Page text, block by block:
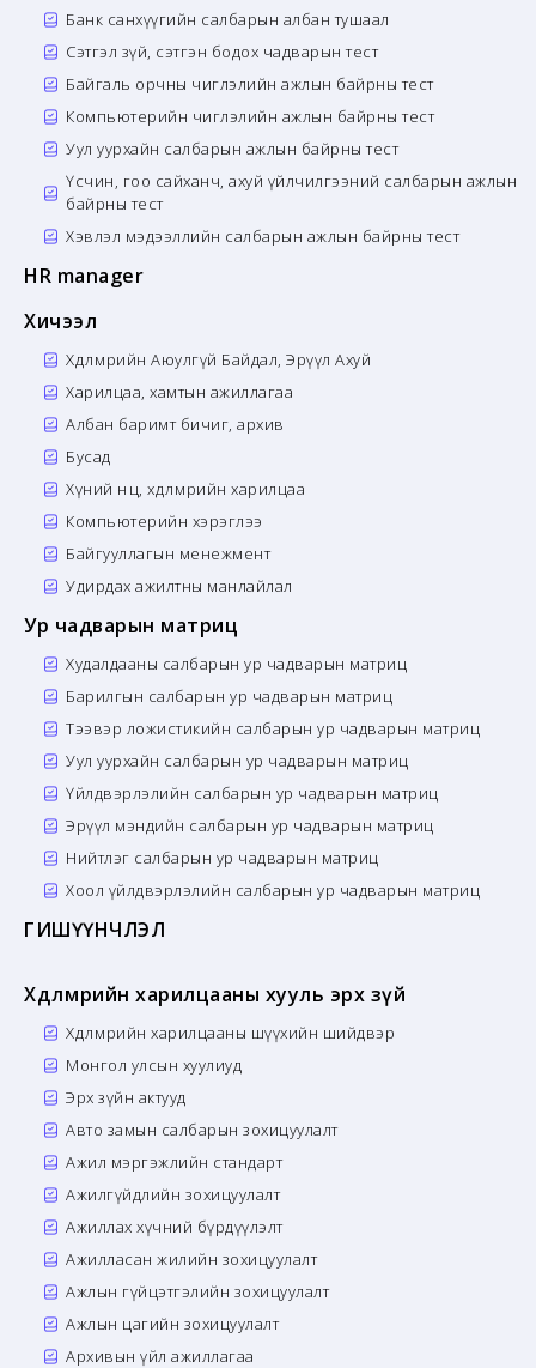
Банк санхүүгийн салбарын албан тушаал
Сэтгэл зүй, сэтгэн бодох чадварын тест
Байгаль орчны чиглэлийн ажлын байрны тест
Компьютерийн чиглэлийн ажлын байрны тест
Уул уурхайн салбарын ажлын байрны тест
Үсчин, гоо сайханч, ахуй үйлчилгээний салбарын ажлын
байрны тест
Хэвлэл мэдээллийн салбарын ажлын байрны тест
HR manager
Хичээл
Хөдөлмөрийн Аюулгүй Байдал, Эрүүл Ахуй
Харилцаа, хамтын ажиллагаа
Албан баримт бичиг, архив
Бусад
Хүний нөөц, хөдөлмөрийн харилцаа
Компьютерийн хэрэглээ
Байгууллагын менежмент
Удирдах ажилтны манлайлал
Ур чадварын матриц
Худалдааны салбарын ур чадварын матриц
Барилгын салбарын ур чадварын матриц
Тээвэр ложистикийн салбарын ур чадварын матриц
Уул уурхайн салбарын ур чадварын матриц
Үйлдвэрлэлийн салбарын ур чадварын матриц
Эрүүл мэндийн салбарын ур чадварын матриц
Нийтлэг салбарын ур чадварын матриц
Хоол үйлдвэрлэлийн салбарын ур чадварын матриц
ГИШҮҮНЧЛЭЛ
Хөдөлмөрийн харилцааны хууль эрх зүй
Хөдөлмөрийн харилцааны шүүхийн шийдвэр
Монгол улсын хуулиуд
Эрх зүйн актууд
Авто замын салбарын зохицуулалт
Ажил мэргэжлийн стандарт
Ажилгүйдлийн зохицуулалт
Ажиллах хүчний бүрдүүлэлт
Ажилласан жилийн зохицуулалт
Ажлын гүйцэтгэлийн зохицуулалт
Ажлын цагийн зохицуулалт
Архивын үйл ажиллагаа